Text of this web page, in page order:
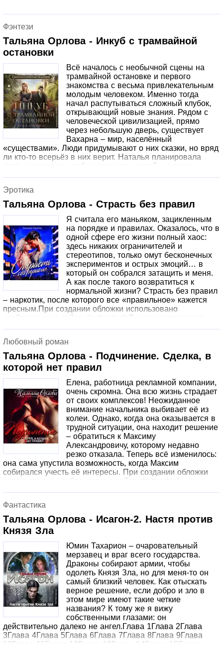
Фэнтези
Тальяна Орлова - Инкуб с трамвайной
остановки
Всё началось с необычной сцены на
трамвайной остановке и первого
знакомства с весьма привлекательным
молодым человеком. Именно тогда
начал распутываться сложный клубок,
открывающий новые знания. Рядом с
человеческой цивилизацией, прямо
через небольшую дверь, существует
Вахарна – мир, населённый
«существами». Люди придумывают о них сказки, но вряд
ли кто-то всерьёз в них верит. Наталья планировала
стать адвокатом, чтобы защищать людей, но сама
защищать людей от мистических преступников, которые
спокойно живут в человеческих городах. И она бы с
радостью приняла такие изменения, если бы не
встретила инкуба – ужасное создание с ангельским
лицом и демонским характером.
Эротика
Тальяна Орлова - Страсть без правил
Я считала его маньяком, зацикленным
на порядке и правилах. Оказалось, что в
одной сфере его жизни полный хаос:
здесь никаких ограничителей и
стереотипов, только омут бесконечных
экспериментов и острых эмоций… в
который он собрался затащить и меня.
А как после такого возвратиться к
нормальной жизни? Страсть без правил
– наркотик, после которого все «правильное» кажется
пресным.При создании обложки использовано
изображение с сайта shutterstock.В книге встречается
Любовный роман
Тальяна Орлова - Подчинение. Сделка, в
которой нет правил
Елена, работница рекламной компании,
очень скромна. Она всю жизнь страдает
от своих комплексов! Неожиданное
внимание начальника выбивает её из
колеи. Однако, когда она оказывается в
трудной ситуации, она находит решение
– обратиться к Максиму
Александровичу, которому недавно
резко отказала. Теперь всё изменилось:
она сама упустила возможность, когда Максим
собирался учесть её интересы. При создании обложки
использовано изображение с сайта shutterstock.
Фантастика
Тальяна Орлова - Исагон-2. Настя против
Князя Зла
Юмин Тахарион – очаровательный
мерзавец и враг всего государства.
Драконы собирают армии, чтобы
одолеть Князя Зла, но для меня-то он
самый близкий человек. Как отыскать
верное решение, если добро и зло в
этом мире имеют такие четкие
названия? К тому же я вижу
собственными глазами: он
действительно далеко не ангел.Глава 1Глава 2Глава
3Глава 4Глава 5Глава 6Глава 7Глава 8Глава 9Глава
10Глава 11Глава 12Глава 13Глава 14Глава 15Глава